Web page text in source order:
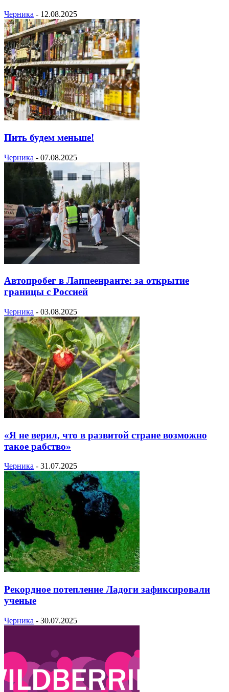
Черника - 12.08.2025
Пить будем меньше!
Черника - 07.08.2025
Автопробег в Лаппеенранте: за открытие
границы с Россией
Черника - 03.08.2025
«Я не верил, что в развитой стране возможно
такое рабство»
Черника - 31.07.2025
Рекордное потепление Ладоги зафиксировали
ученые
Черника - 30.07.2025